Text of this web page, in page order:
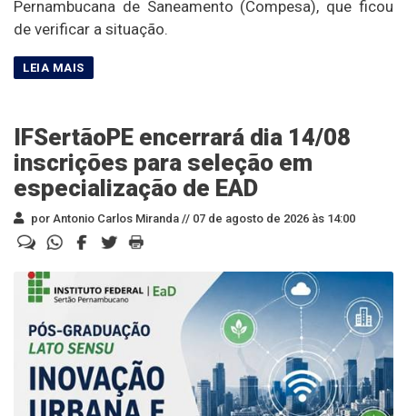
Pernambucana de Saneamento (Compesa), que ficou
de verificar a situação.
IFSertãoPE encerrará dia 14/08
inscrições para seleção em
especialização de EAD
por Antonio Carlos Miranda // 07 de agosto de 2026 às 14:00